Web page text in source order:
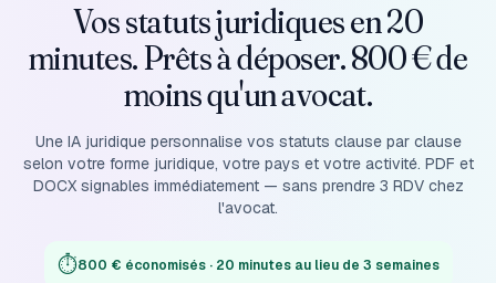
Vos statuts juridiques en 20
minutes. Prêts à déposer. 800 € de
moins qu'un avocat.
Une IA juridique personnalise vos statuts clause par clause
selon votre forme juridique, votre pays et votre activité. PDF et
DOCX signables immédiatement — sans prendre 3 RDV chez
l'avocat.
⏱️800 € économisés · 20 minutes au lieu de 3 semaines